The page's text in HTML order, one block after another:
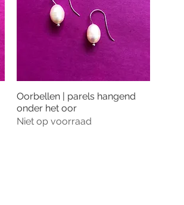
Snel overzicht
Oorbellen | parels hangend
onder het oor
Niet op voorraad